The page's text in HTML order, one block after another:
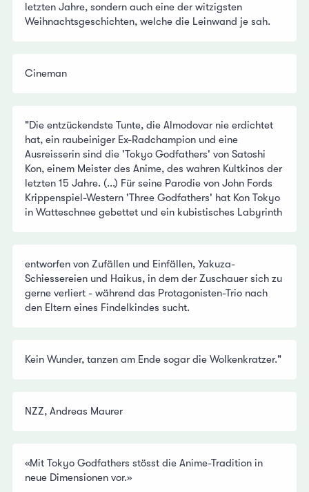
letzten Jahre, sondern auch eine der witzigsten
Weihnachtsgeschichten, welche die Leinwand je sah.
Cineman
"Die entzückendste Tunte, die Almodovar nie erdichtet
hat, ein raubeiniger Ex-Radchampion und eine
Ausreisserin sind die 'Tokyo Godfathers' von Satoshi
Kon, einem Meister des Anime, des wahren Kultkinos der
letzten 15 Jahre. (...) Für seine Parodie von John Fords
Krippenspiel-Western 'Three Godfathers' hat Kon Tokyo
in Watteschnee gebettet und ein kubistisches Labyrinth
entworfen von Zufällen und Einfällen, Yakuza-
Schiessereien und Haikus, in dem der Zuschauer sich zu
gerne verliert - während das Protagonisten-Trio nach
den Eltern eines Findelkindes sucht.
Kein Wunder, tanzen am Ende sogar die Wolkenkratzer."
NZZ, Andreas Maurer
«Mit Tokyo Godfathers stösst die Anime-Tradition in
neue Dimensionen vor.»